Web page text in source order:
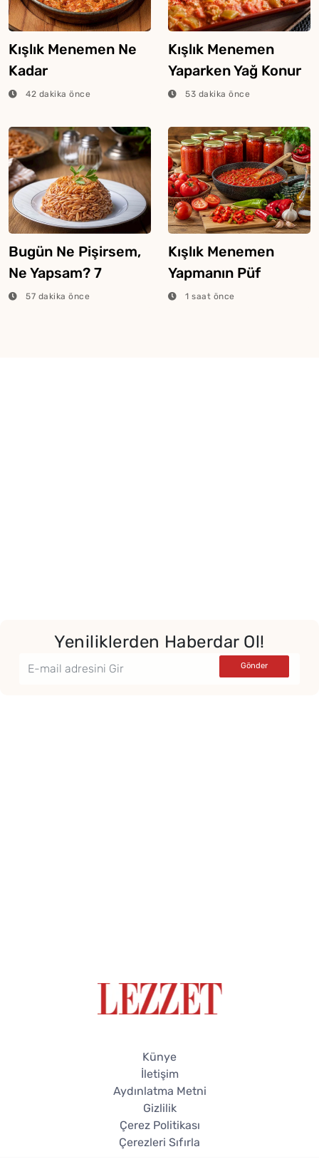
Kışlık Menemen Ne
Kadar
Kaynatılmalıdır?
42 dakika önce
Kışlık Menemen
Yaparken Yağ Konur
Mu?53 dakika önce
Bugün Ne Pişirsem,
Ne Yapsam? 7
Ağustos 2026
57 dakika önce
Kışlık Menemen
Yapmanın Püf
Noktaları
1 saat önce
Yeniliklerden Haberdar Ol!
Künye
İletişim
Aydınlatma Metni
Gizlilik
Çerez Politikası
Çerezleri Sıfırla